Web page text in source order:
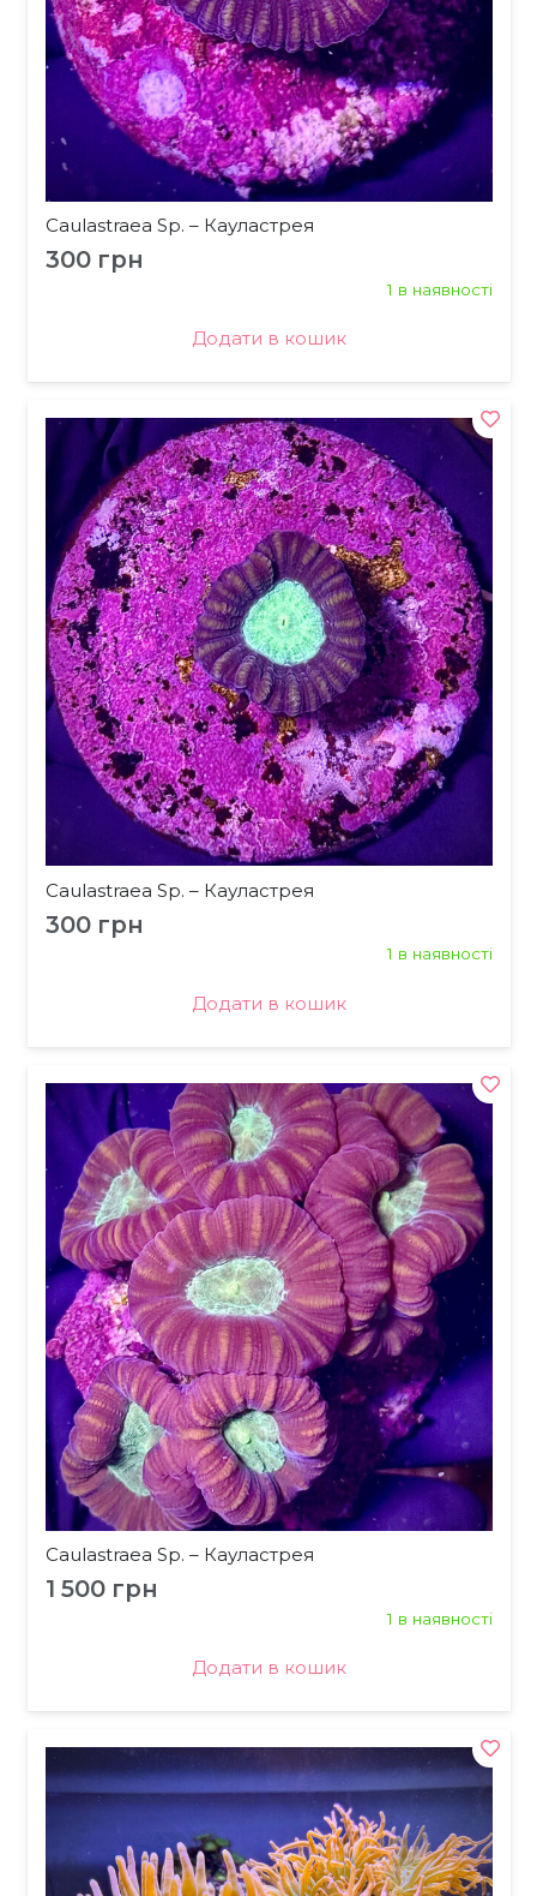
Caulastraea Sp. – Кауластрея
300 грн
1 в наявності
Додати в кошик
Caulastraea Sp. – Кауластрея
300 грн
1 в наявності
Додати в кошик
Caulastraea Sp. – Кауластрея
1 500 грн
1 в наявності
Додати в кошик